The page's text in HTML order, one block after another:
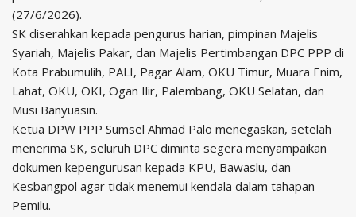
(27/6/2026).
SK diserahkan kepada pengurus harian, pimpinan Majelis
Syariah, Majelis Pakar, dan Majelis Pertimbangan DPC PPP di
Kota Prabumulih, PALI, Pagar Alam, OKU Timur, Muara Enim,
Lahat, OKU, OKI, Ogan Ilir, Palembang, OKU Selatan, dan
Musi Banyuasin.
Ketua DPW PPP Sumsel Ahmad Palo menegaskan, setelah
menerima SK, seluruh DPC diminta segera menyampaikan
dokumen kepengurusan kepada KPU, Bawaslu, dan
Kesbangpol agar tidak menemui kendala dalam tahapan
Pemilu.